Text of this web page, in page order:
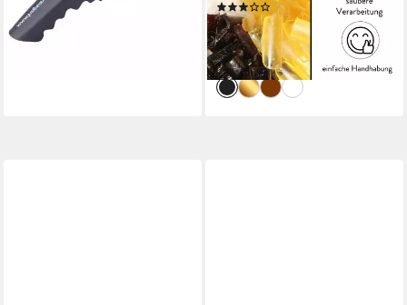
lieferbar - in 2-3 Werktagen bei dir (2)
7,95 € UVP14,95 €
-47%
lieferbar - in 2-3 Werktagen bei dir